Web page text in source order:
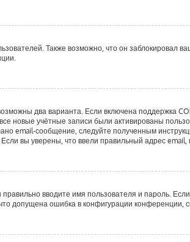
Также возможно, что он заблокировал
два варианта. Если включена поддержка
новые учётные записи были активированы
email-сообщение, следуйте полученным
вы уверены, что ввели правильный адрес
вводите имя пользователя и пароль.
допущена ошибка в конфигурации конференции,